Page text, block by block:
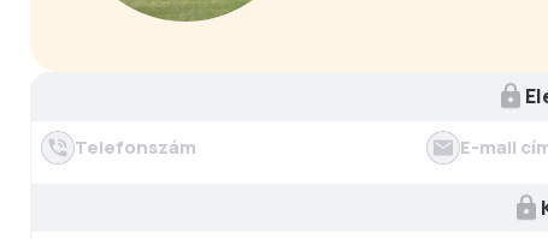
Telefonszám E-mail